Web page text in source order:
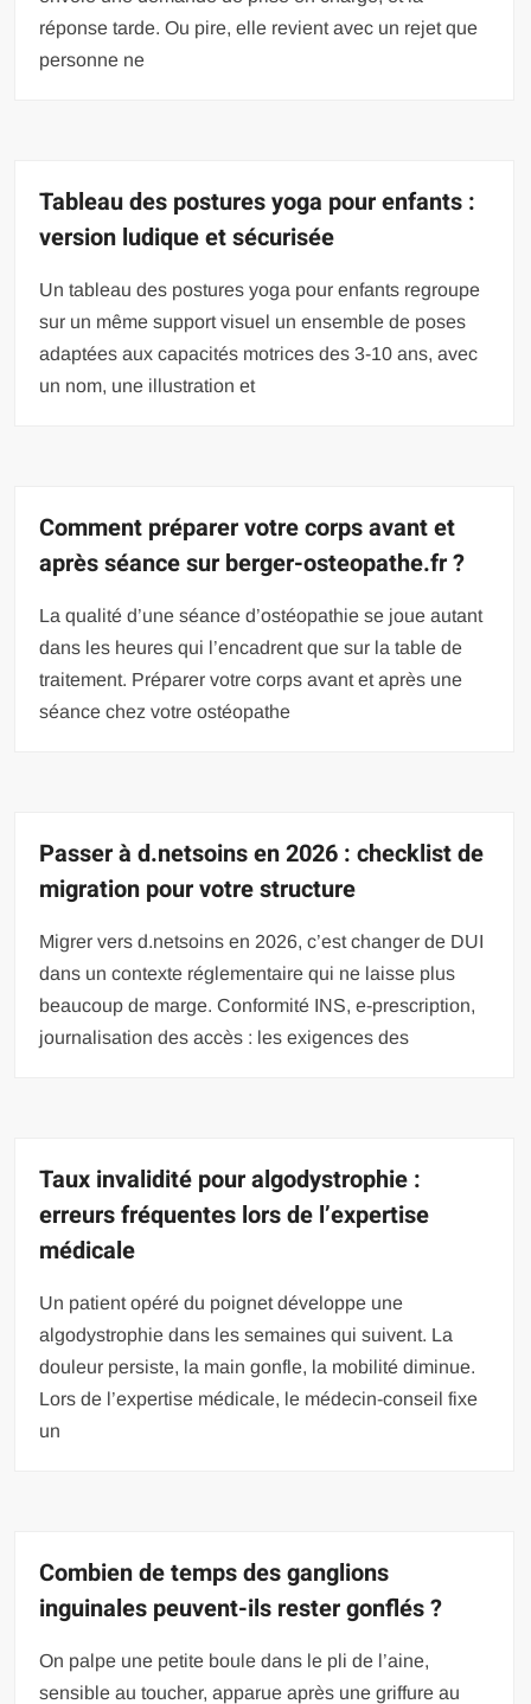
réponse tarde. Ou pire, elle revient avec un rejet que
personne ne
Tableau des postures yoga pour enfants :
version ludique et sécurisée
Un tableau des postures yoga pour enfants regroupe
sur un même support visuel un ensemble de poses
adaptées aux capacités motrices des 3-10 ans, avec
un nom, une illustration et
Comment préparer votre corps avant et
après séance sur berger-osteopathe.fr ?
La qualité d’une séance d’ostéopathie se joue autant
dans les heures qui l’encadrent que sur la table de
traitement. Préparer votre corps avant et après une
séance chez votre ostéopathe
Passer à d.netsoins en 2026 : checklist de
migration pour votre structure
Migrer vers d.netsoins en 2026, c’est changer de DUI
dans un contexte réglementaire qui ne laisse plus
beaucoup de marge. Conformité INS, e-prescription,
journalisation des accès : les exigences des
Taux invalidité pour algodystrophie :
erreurs fréquentes lors de l’expertise
médicale
Un patient opéré du poignet développe une
algodystrophie dans les semaines qui suivent. La
douleur persiste, la main gonfle, la mobilité diminue.
Lors de l’expertise médicale, le médecin-conseil fixe
un
Combien de temps des ganglions
inguinales peuvent-ils rester gonflés ?
On palpe une petite boule dans le pli de l’aine,
sensible au toucher, apparue après une griffure au